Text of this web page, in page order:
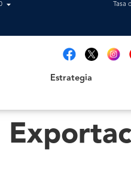
Tasa
Estrategia